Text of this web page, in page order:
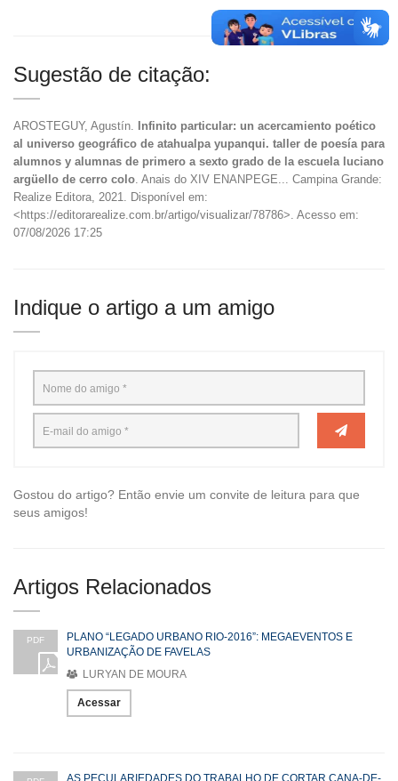
Sugestão de citação:
AROSTEGUY, Agustín.
Infinito particular: un acercamiento poético
al universo geográfico de atahualpa yupanqui. taller de poesía para
alumnos y alumnas de primero a sexto grado de la escuela luciano
argüello de cerro colo. Anais do XIV ENANPEGE... Campina Grande:
Realize Editora, 2021. Disponível em:
<https://editorarealize.com.br/artigo/visualizar/78786>. Acesso em:
07/08/2026 17:25
Indique o artigo a um amigo
Gostou do artigo? Então envie um convite de leitura para que
seus amigos!
Artigos Relacionados
PDF
PLANO “LEGADO URBANO RIO-2016”: MEGAEVENTOS E
URBANIZAÇÃO DE FAVELAS
LURYAN DE MOURA
Acessar